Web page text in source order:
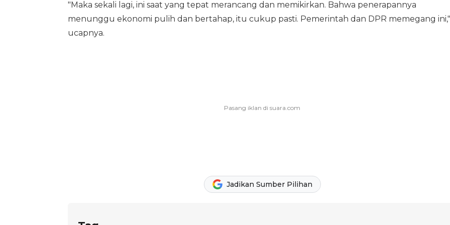
"Maka sekali lagi, ini saat yang tepat merancang dan memikirkan. Bahwa penerapannya
menunggu ekonomi pulih dan bertahap, itu cukup pasti. Pemerintah dan DPR memegang ini,"
ucapnya.
Jadikan Sumber Pilihan